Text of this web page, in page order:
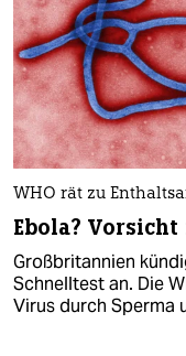
WHO rät zu
Ebola? Vorsicht
Großbritannien
Schnelltest an. Die
Virus durch Sperma